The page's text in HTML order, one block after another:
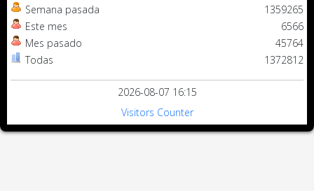
Semana pasada
Este mes
Mes pasado
Todas
1359265
6566
45764
1372812
2026-08-07 16:15
Visitors Counter